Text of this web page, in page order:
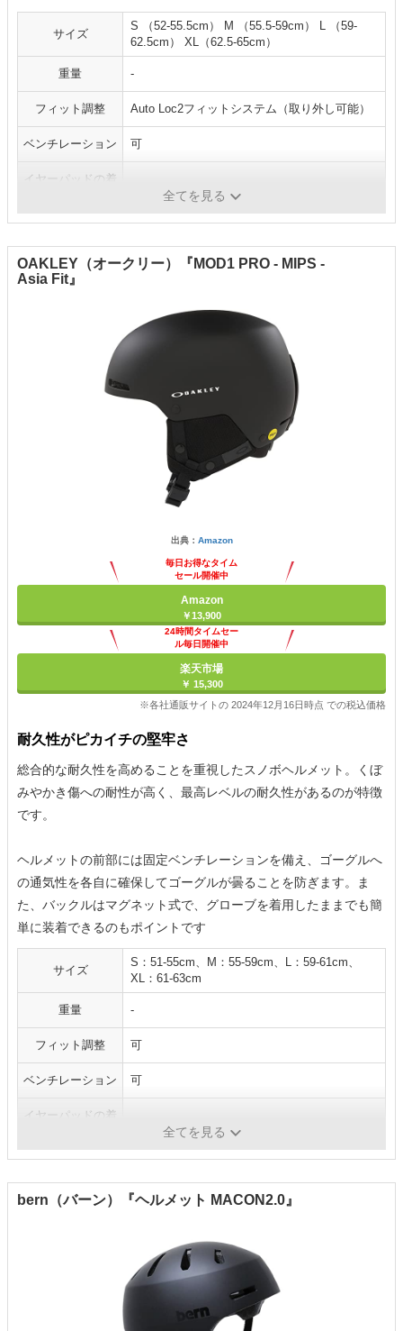
サイズ
S （52-55.5cm） M （55.5-59cm） L （59-
62.5cm） XL（62.5-65cm）
重量 -
フィット調整 Auto Loc2フィットシステム（取り外し可能）
ベンチレーション 可
イヤーパッドの着
全てを見る
OAKLEY（オークリー）『MOD1 PRO - MIPS -
Asia Fit』
出典： Amazon
毎日お得なタイム
セール開催中
Amazon
￥13,900
24時間タイムセー
ル毎日開催中
楽天市場
￥ 15,300
※各社通販サイトの 2024年12月16日時点 での税込価格
耐久性がピカイチの堅牢さ
総合的な耐久性を高めることを重視したスノボヘルメット。くぼ
みやかき傷への耐性が高く、最高レベルの耐久性があるのが特徴
です。
ヘルメットの前部には固定ベンチレーションを備え、ゴーグルへ
の通気性を各自に確保してゴーグルが曇ることを防ぎます。ま
た、バックルはマグネット式で、グローブを着用したままでも簡
単に装着できるのもポイントです
サイズ
S：51-55cm、M：55-59cm、L：59-61cm、
XL：61-63cm
重量 -
フィット調整 可
ベンチレーション 可
イヤーパッドの着
全てを見る
bern（バーン）『ヘルメット MACON2.0』